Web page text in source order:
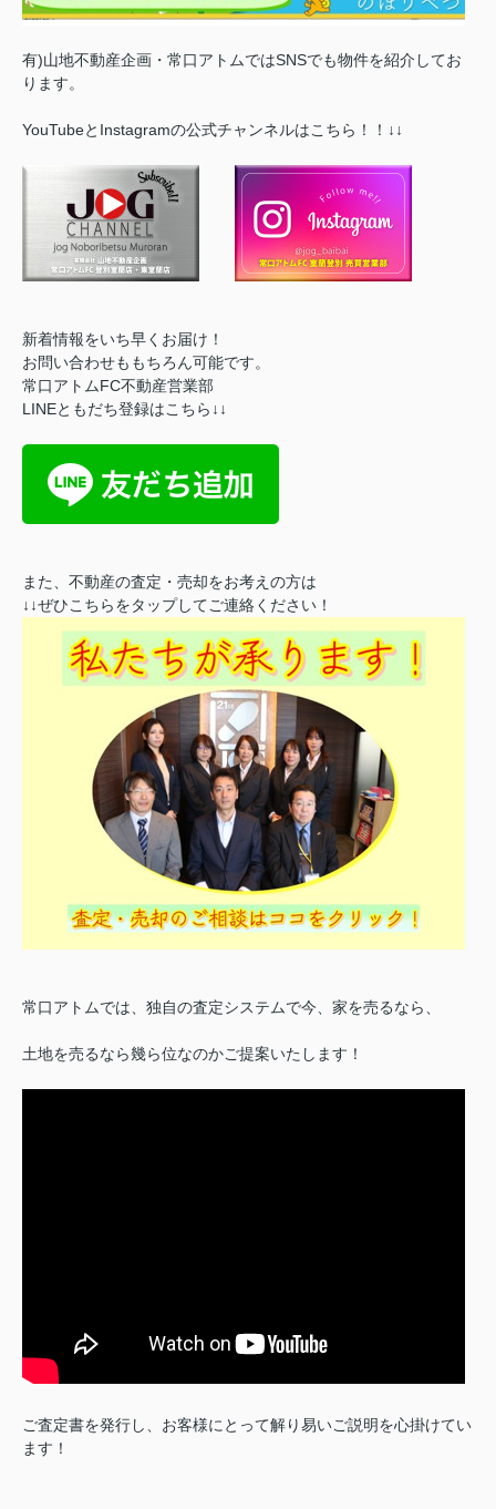
有)山地不動産企画・常口アトムではSNSでも物件を紹介してお
ります。
YouTubeとInstagramの公式チャンネルはこちら！！↓↓
新着情報をいち早くお届け！
お問い合わせももちろん可能です。
常口アトムFC不動産営業部
LINEともだち登録はこちら↓↓
また、不動産の査定・売却をお考えの方は
↓↓ぜひこちらをタップしてご連絡ください！
常口アトムでは、独自の査定システムで今、家を売るなら、
土地を売るなら幾ら位なのかご提案いたします！
ご査定書を発行し、お客様にとって解り易いご説明を心掛けてい
ます！